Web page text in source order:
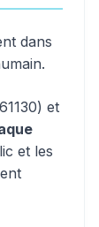
dans
et
et les